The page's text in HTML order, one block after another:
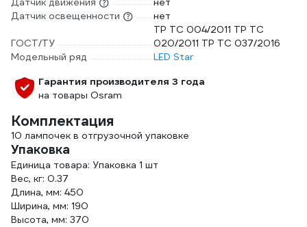
Датчик освещенности
нет
ГОСТ/ТУ
TP TC 004/2011 TP TC
020/2011 TP TC 037/2016
Модельный ряд
LED Star
Гарантия производителя 3 года
на товары Osram
Комплектация
10 лампочек в отгрузочной упаковке
Упаковка
Единица товара: Упаковка 1 шт
Вес, кг: 0.37
Длина, мм: 450
Ширина, мм: 190
Высота, мм: 370